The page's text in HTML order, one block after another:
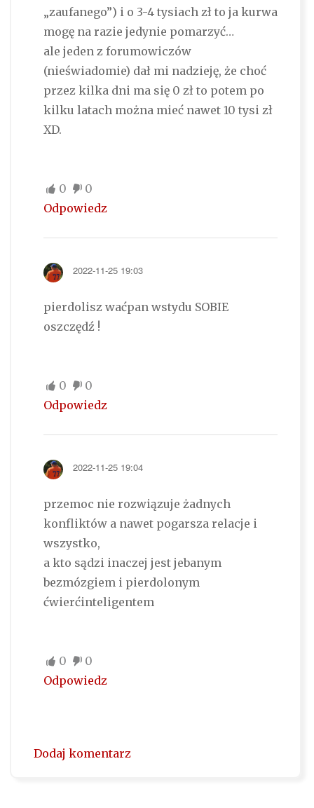
„zaufanego”) i o 3-4 tysiach zł to ja kurwa
mogę na razie jedynie pomarzyć…
ale jeden z forumowiczów
(nieświadomie) dał mi nadzieję, że choć
przez kilka dni ma się 0 zł to potem po
kilku latach można mieć nawet 10 tysi zł
XD.
0
0
Odpowiedz
2022-11-25 19:03
pierdolisz waćpan wstydu SOBIE
oszczędź !
0
0
Odpowiedz
2022-11-25 19:04
przemoc nie rozwiązuje żadnych
konfliktów a nawet pogarsza relacje i
wszystko,
a kto sądzi inaczej jest jebanym
bezmózgiem i pierdolonym
ćwierćinteligentem
0
0
Odpowiedz
Dodaj komentarz